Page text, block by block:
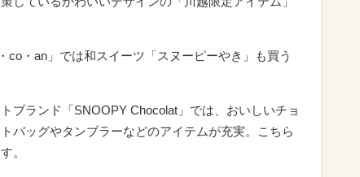
co・an」では和スイーツ「スヌーピーやき」も買う
ブランド「SNOOPY Chocolat」では、おいしいチョ
バッグやタンブラーなどのアイテムが充実。こちら
。